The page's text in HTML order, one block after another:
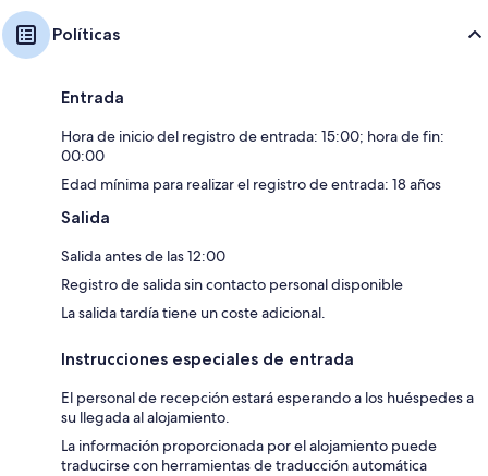
Políticas
Entrada
Hora de inicio del registro de entrada: 15:00; hora de fin:
00:00
Edad mínima para realizar el registro de entrada: 18 años
Salida
Salida antes de las 12:00
Registro de salida sin contacto personal disponible
La salida tardía tiene un coste adicional.
Instrucciones especiales de entrada
El personal de recepción estará esperando a los huéspedes a
su llegada al alojamiento.
La información proporcionada por el alojamiento puede
traducirse con herramientas de traducción automática